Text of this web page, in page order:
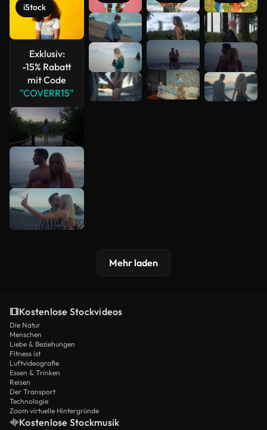
iStock
Exklusiv:
-15% Rabatt
mit Code
"COVERR15"
Mehr
anzeigen
Mehr laden
Kostenlose Stockvideos
Die Natur
Menschen
Liebe & Beziehungen
Fitness ist
Luftvideografie
Essen & Trinken
Reisen
Der Transport
Technologie
Zoom virtuelle Hintergründe
Kostenlose Stockmusik